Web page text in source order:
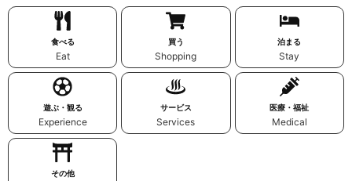
食べる
Eat
買う
Shopping
泊まる
Stay
遊ぶ・観る
Experience
サービス
Services
医療・福祉
Medical
その他